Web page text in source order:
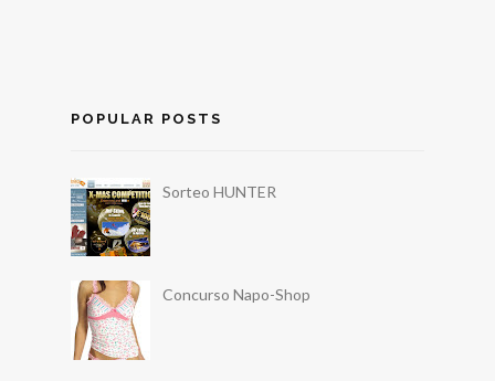
POPULAR POSTS
Sorteo HUNTER
Concurso Napo-Shop